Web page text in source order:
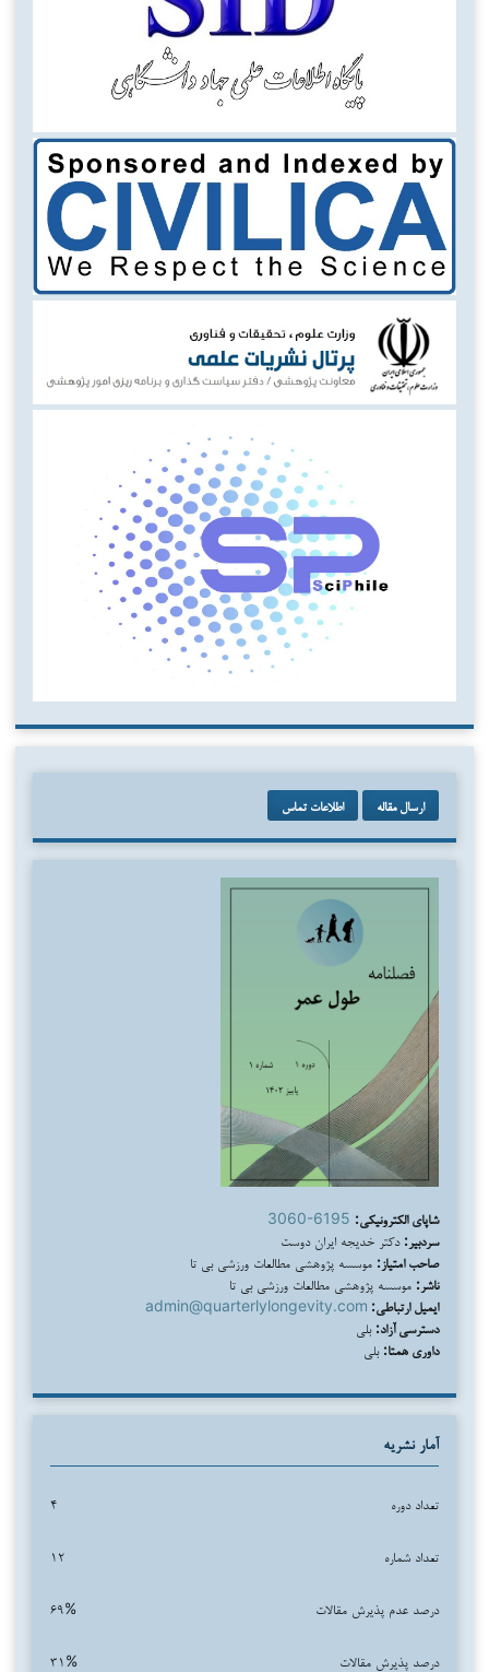
ارسال مقاله اطلاعات تماس
شاپای الکترونیکی: 3060-6195
سردبیر: دکتر خدیجه ایران دوست
صاحب امتیاز: موسسه پژوهشی مطالعات ورزشی بی تا
ناشر: موسسه پژوهشی مطالعات ورزشی بی تا
ایمیل ارتباطی: admin@quarterlylongevity.com
دسترسی آزاد: بلی
داوری همتا: بلی
آمار نشریه
تعداد دوره‌ ۴
تعداد شماره‌ ۱۲
درصد عدم پذیرش مقالات ۶۹%
درصد پذیرش مقالات ۳۱%